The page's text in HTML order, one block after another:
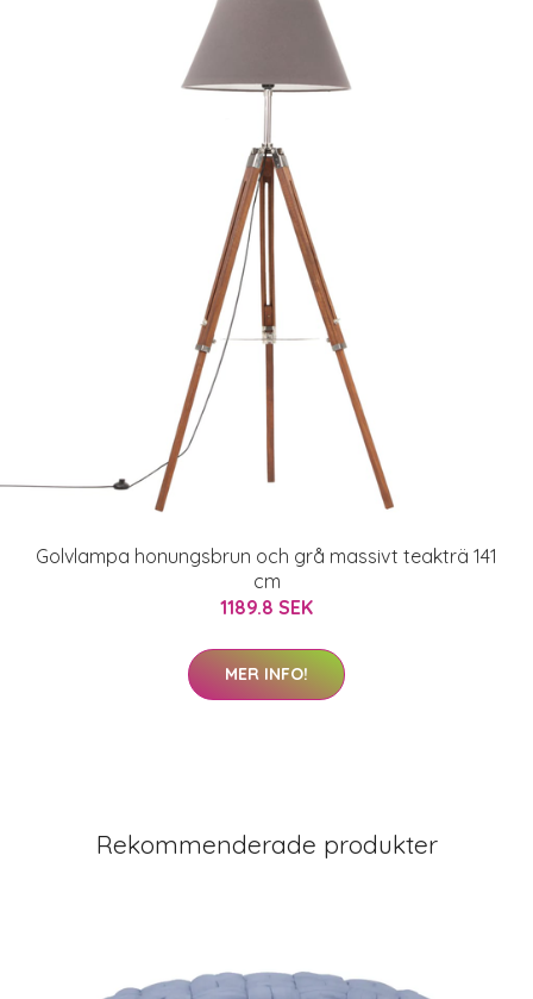
Golvlampa honungsbrun och grå massivt teakträ 141
cm
1189.8 SEK
MER INFO!
Rekommenderade produkter